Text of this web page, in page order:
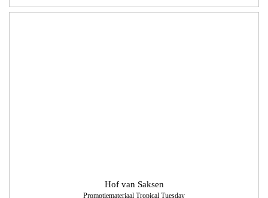
Hof van Saksen
Promotiemateriaal Tropical Tuesday